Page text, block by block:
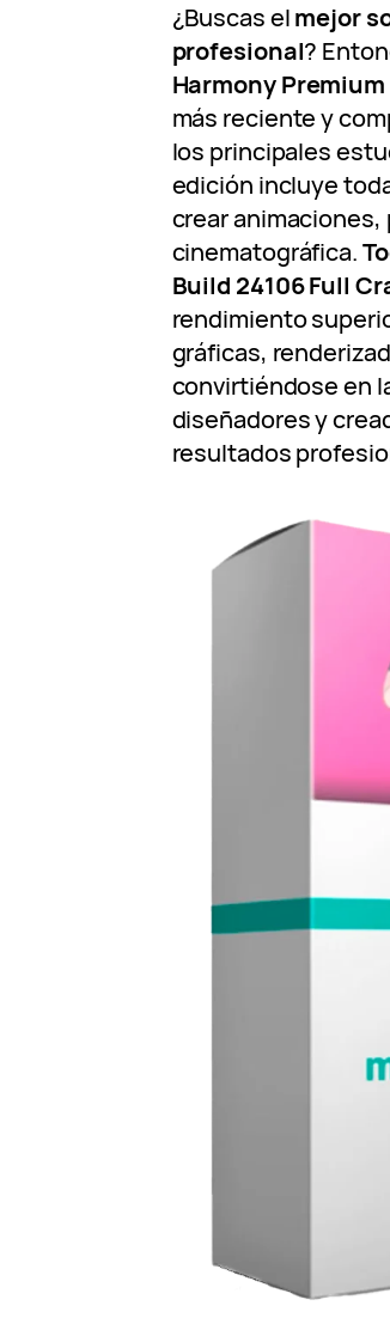
¿Buscas elmejor
profesional?
Harmony
más reciente y
los principales
edición incluye
crear
cinematográfica.
Build 24106 Full
rendimiento
gráficas,
convirtiéndose en
diseñadores y
resultados